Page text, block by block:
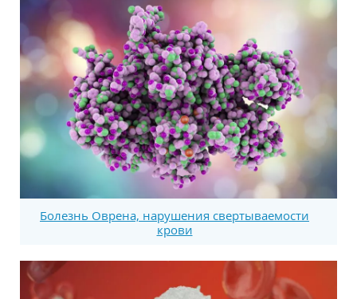
Болезнь Оврена, нарушения свертываемости
крови